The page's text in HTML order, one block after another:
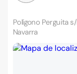
Polígono Perguita
Navarra